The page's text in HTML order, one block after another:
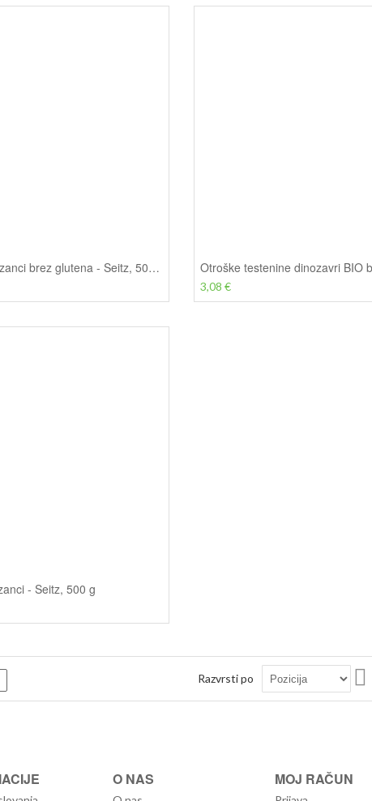
Široki rezanci brez glutena - Seitz, 500 g
3,08 €
- Seitz, 500 g
Razvrsti po
O NAS MOJ RAČUN